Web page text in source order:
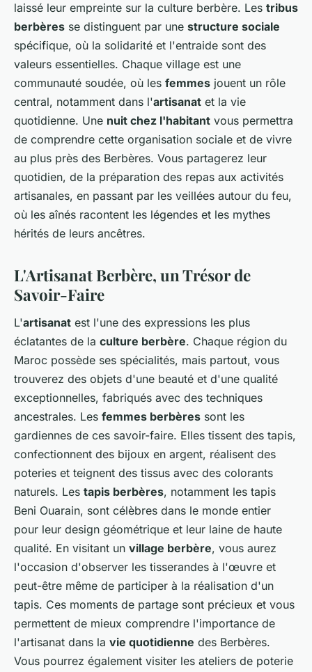
laissé leur empreinte sur la culture berbère. Les tribus
berbères se distinguent par une structure sociale
spécifique, où la solidarité et l'entraide sont des
valeurs essentielles. Chaque village est une
communauté soudée, où les femmes jouent un rôle
central, notamment dans l'artisanat et la vie
quotidienne. Une nuit chez l'habitant vous permettra
de comprendre cette organisation sociale et de vivre
au plus près des Berbères. Vous partagerez leur
quotidien, de la préparation des repas aux activités
artisanales, en passant par les veillées autour du feu,
où les aînés racontent les légendes et les mythes
hérités de leurs ancêtres.
L'Artisanat Berbère, un Trésor de
Savoir-Faire
L'artisanat est l'une des expressions les plus
éclatantes de la culture berbère. Chaque région du
Maroc possède ses spécialités, mais partout, vous
trouverez des objets d'une beauté et d'une qualité
exceptionnelles, fabriqués avec des techniques
ancestrales. Les femmes berbères sont les
gardiennes de ces savoir-faire. Elles tissent des tapis,
confectionnent des bijoux en argent, réalisent des
poteries et teignent des tissus avec des colorants
naturels. Les tapis berbères, notamment les tapis
Beni Ouarain, sont célèbres dans le monde entier
pour leur design géométrique et leur laine de haute
qualité. En visitant un village berbère, vous aurez
l'occasion d'observer les tisserandes à l'œuvre et
peut-être même de participer à la réalisation d'un
tapis. Ces moments de partage sont précieux et vous
permettent de mieux comprendre l'importance de
l'artisanat dans la vie quotidienne des Berbères.
Vous pourrez également visiter les ateliers de poterie